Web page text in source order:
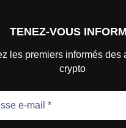
TENEZ-VOUS
les premiers informés des
crypto